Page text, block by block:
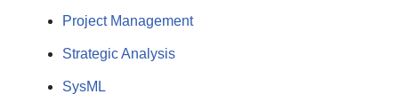
Project Management
Strategic Analysis
SysML